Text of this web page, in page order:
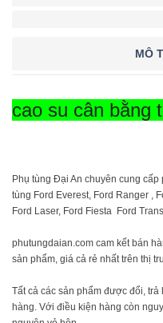
MÔ
cao su cân bằng
Phụ tùng Đại An chuyên cung
tùng Ford Everest, Ford Ranger ,
Ford Laser, Ford Fiesta Ford
phutungdaian.com cam kết bán
sản phẩm, giá cả rẻ nhất trên thị
Tất cả các sản phẩm được đổi,
hàng. Với điều kiện hàng còn